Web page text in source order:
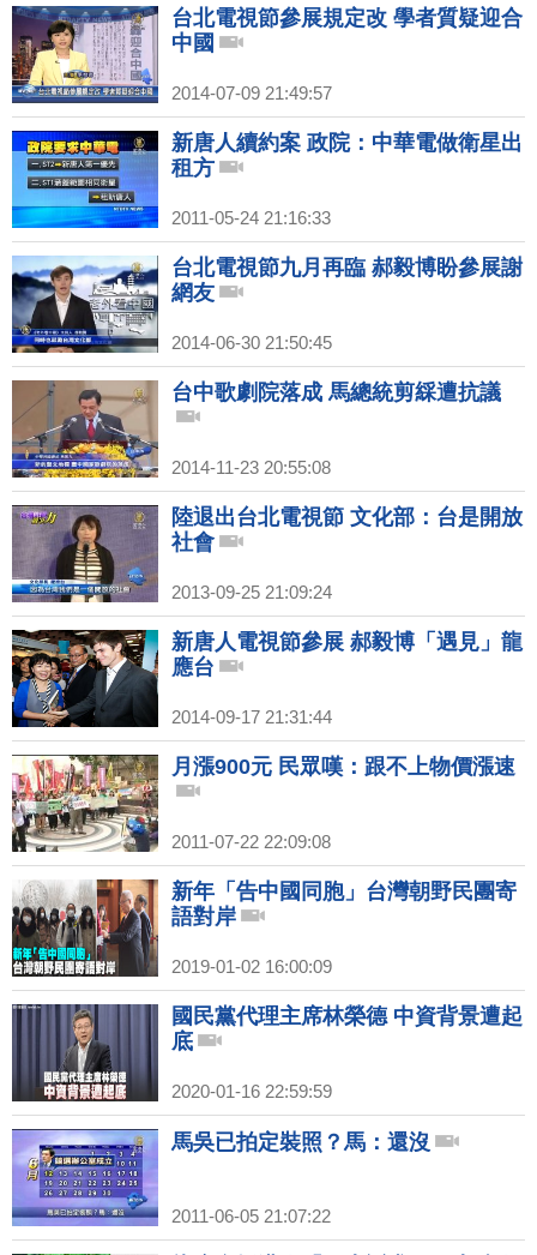
台北電視節參展規定改 學者質疑迎合
中國
2014-07-09 21:49:57
新唐人續約案 政院：中華電做衛星出
租方
2011-05-24 21:16:33
台北電視節九月再臨 郝毅博盼參展謝
網友
2014-06-30 21:50:45
台中歌劇院落成 馬總統剪綵遭抗議
2014-11-23 20:55:08
陸退出台北電視節 文化部：台是開放
社會
2013-09-25 21:09:24
新唐人電視節參展 郝毅博「遇見」龍
應台
2014-09-17 21:31:44
月漲900元 民眾嘆：跟不上物價漲速
2011-07-22 22:09:08
新年「告中國同胞」台灣朝野民團寄
語對岸
2019-01-02 16:00:09
國民黨代理主席林榮德 中資背景遭起
底
2020-01-16 22:59:59
馬吳已拍定裝照？馬：還沒
2011-06-05 21:07:22